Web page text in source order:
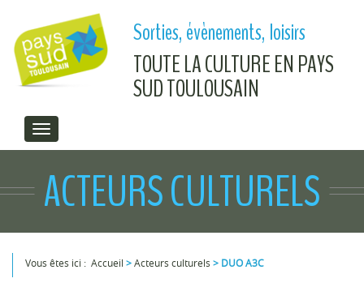
Sorties, évènements, loisirs
TOUTE LA CULTURE EN PAYS
SUD TOULOUSAIN
ACTEURS CULTURELS
Vous êtes ici : Accueil >Acteurs culturels > DUO A3C